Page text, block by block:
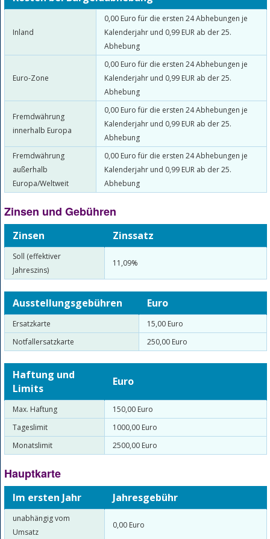
Inland
0,00 Euro für die ersten 24 Abhebungen je
Kalenderjahr und 0,99 EUR ab der 25.
Abhebung
Euro-Zone
0,00 Euro für die ersten 24 Abhebungen je
Kalenderjahr und 0,99 EUR ab der 25.
Abhebung
Fremdwährung
innerhalb Europa
0,00 Euro für die ersten 24 Abhebungen je
Kalenderjahr und 0,99 EUR ab der 25.
Abhebung
Fremdwährung
außerhalb
Europa/Weltweit
0,00 Euro für die ersten 24 Abhebungen je
Kalenderjahr und 0,99 EUR ab der 25.
Abhebung
Zinsen und Gebühren
Zinsen Zinssatz
Soll (effektiver
Jahreszins)
11,09%
Ausstellungsgebühren Euro
Ersatzkarte
15,00 Euro
Notfallersatzkarte
250,00 Euro
Haftung und
Limits
Euro
Max. Haftung
150,00 Euro
Tageslimit
1000,00 Euro
Monatslimit
2500,00 Euro
Hauptkarte
Im ersten Jahr Jahresgebühr
unabhängig vom
Umsatz
0,00 Euro